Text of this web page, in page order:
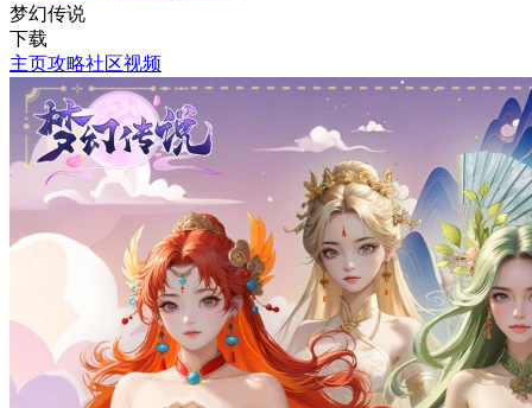
梦幻传说
下载
主页攻略社区视频